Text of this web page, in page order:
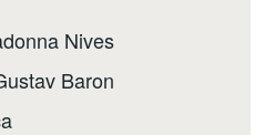
Nives
Baron